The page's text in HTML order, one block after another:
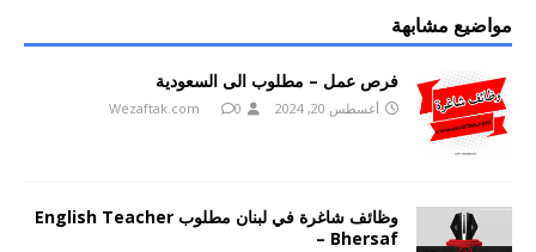
مواضيع مشابهة
فرص عمل – مطلوب الى السعودية
أغسطس 20, 2024 Wezaftak.com 0
وظائف شاغرة في لبنان مطلوب English Teacher
– Bhersaf